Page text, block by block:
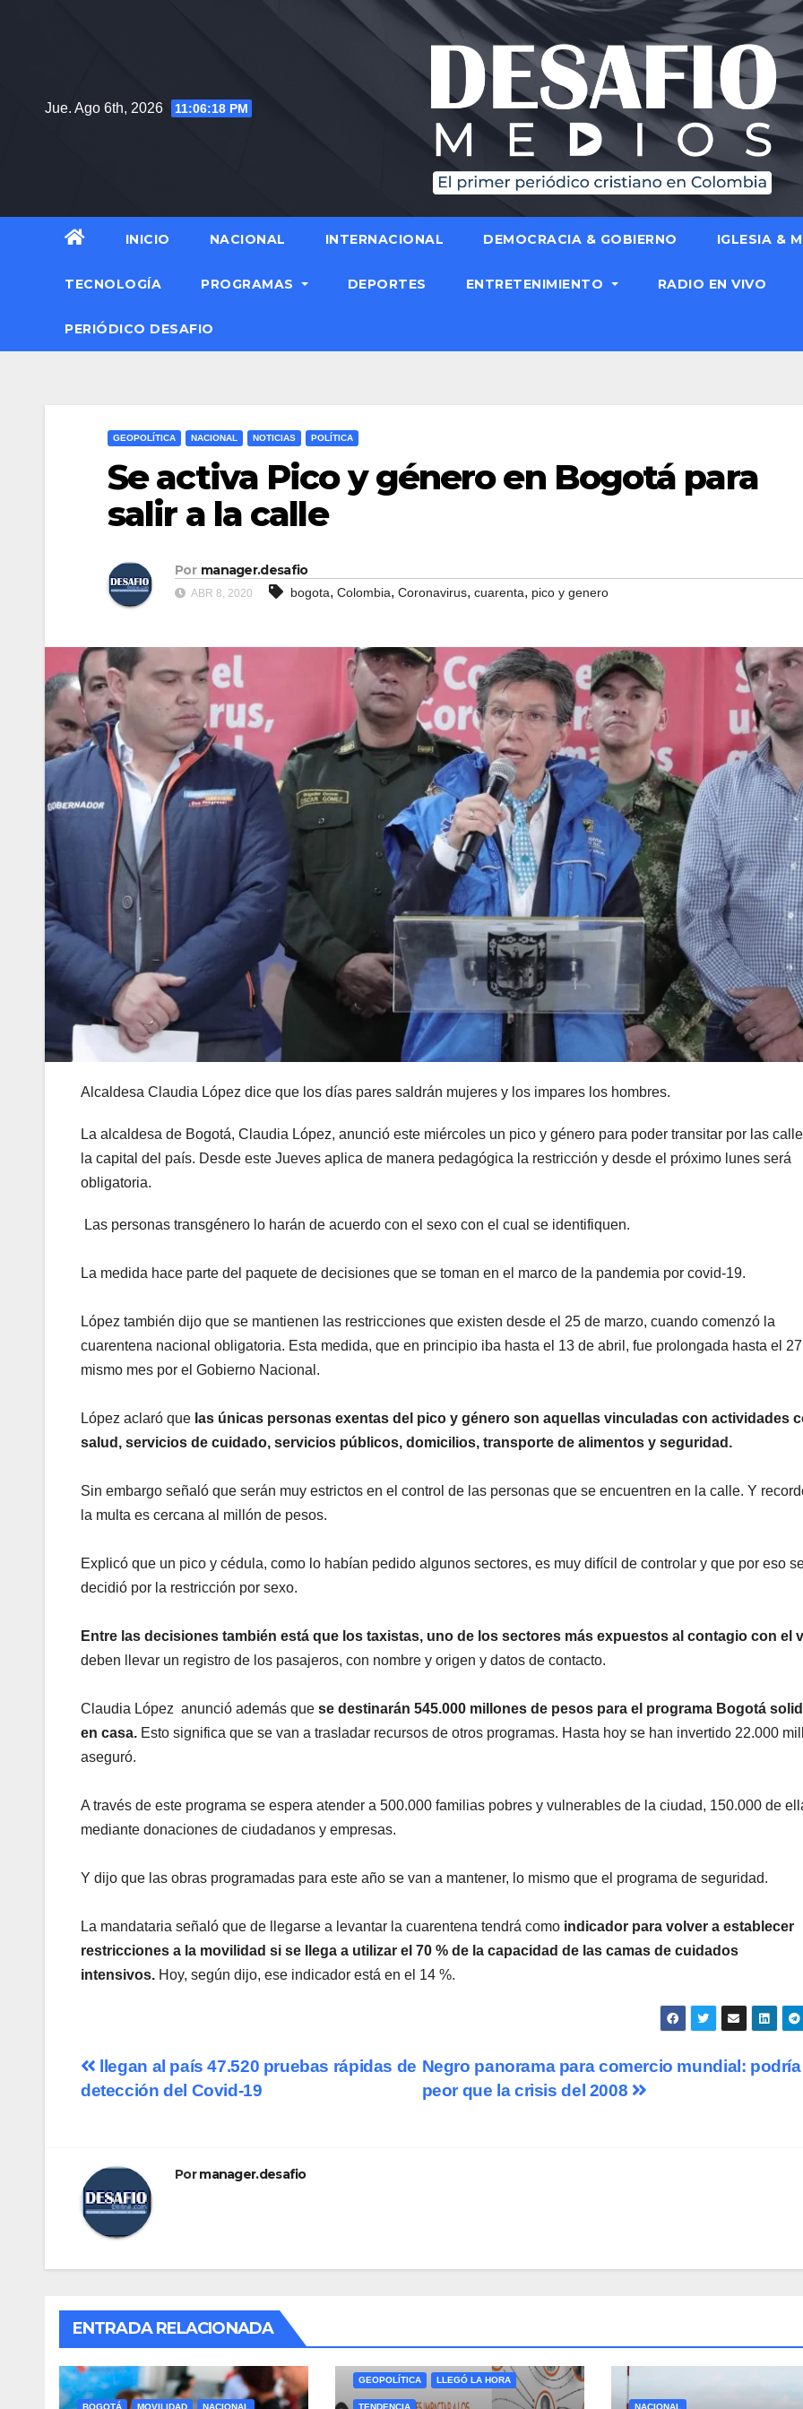
Jue. Ago 6th, 2026 11:06:19 PM
INICIO NACIONAL INTERNACIONAL DEMOCRACIA & GOBIERNO IGLESIA &
TECNOLOGÍA PROGRAMAS DEPORTES ENTRETENIMIENTO RADIO EN VIVO
PERIÓDICO DESAFIO
GEOPOLÍTICA NACIONAL NOTICIAS POLÍTICA
Se activa Pico y género en Bogotá para
salir a la calle
Por manager.desafio
ABR 8, 2020 bogota, Colombia, Coronavirus, cuarenta, pico y genero
Alcaldesa Claudia López dice que los días pares saldrán mujeres y los impares los hombres.
La alcaldesa de Bogotá, Claudia López, anunció este miércoles un pico y género para poder transitar por las
la capital del país. Desde este Jueves aplica de manera pedagógica la restricción y desde el próximo lunes será
obligatoria.
Las personas transgénero lo harán de acuerdo con el sexo con el cual se identifiquen.
La medida hace parte del paquete de decisiones que se toman en el marco de la pandemia por covid-19.
López también dijo que se mantienen las restricciones que existen desde el 25 de marzo, cuando comenzó la
cuarentena nacional obligatoria. Esta medida, que en principio iba hasta el 13 de abril, fue prolongada hasta el
mismo mes por el Gobierno Nacional.
López aclaró que las únicas personas exentas del pico y género son aquellas vinculadas con actividades
salud, servicios de cuidado, servicios públicos, domicilios, transporte de alimentos y seguridad.
Sin embargo señaló que serán muy estrictos en el control de las personas que se encuentren en la calle. Y
la multa es cercana al millón de pesos.
Explicó que un pico y cédula, como lo habían pedido algunos sectores, es muy difícil de controlar y que por eso
decidió por la restricción por sexo.
Entre las decisiones también está que los taxistas, uno de los sectores más expuestos al contagio con el
deben llevar un registro de los pasajeros, con nombre y origen y datos de contacto.
Claudia López anunció además que se destinarán 545.000 millones de pesos para el programa Bogotá
en casa. Esto significa que se van a trasladar recursos de otros programas. Hasta hoy se han invertido 22.000
aseguró.
A través de este programa se espera atender a 500.000 familias pobres y vulnerables de la ciudad, 150.000 de
mediante donaciones de ciudadanos y empresas.
Y dijo que las obras programadas para este año se van a mantener, lo mismo que el programa de seguridad.
La mandataria señaló que de llegarse a levantar la cuarentena tendrá como indicador para volver a establecer
restricciones a la movilidad si se llega a utilizar el 70 % de la capacidad de las camas de cuidados
intensivos. Hoy, según dijo, ese indicador está en el 14 %.
Navegación
Negro panorama para comercio mundial:
peor que la crisis del 2008
llegan al país 47.520 pruebas rápidas de
detección del Covid-19
Pormanager.desafio
ENTRADA RELACIONADA
BOGOTÁ MOVILIDAD NACIONAL
GEOPOLÍTICA LLEGÓ LA HORA
TENDENCIA NACIONAL